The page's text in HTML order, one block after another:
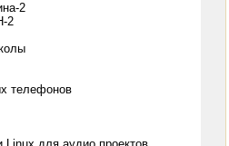
2
2
телефонов